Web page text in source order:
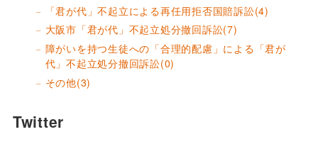
「君が代」不起立による再任用拒否国賠訴訟(4)
大阪市「君が代」不起立処分撤回訴訟(7)
障がいを持つ生徒への「合理的配慮」による「君が
代」不起立処分撤回訴訟(0)
その他(3)
Twitter